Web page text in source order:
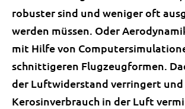
robuster sind und weniger oft
werden müssen. Oder
mit Hilfe von
schnittigeren Flugzeugformen.
der Luftwiderstand verringert und
Kerosinverbrauch in der Luft